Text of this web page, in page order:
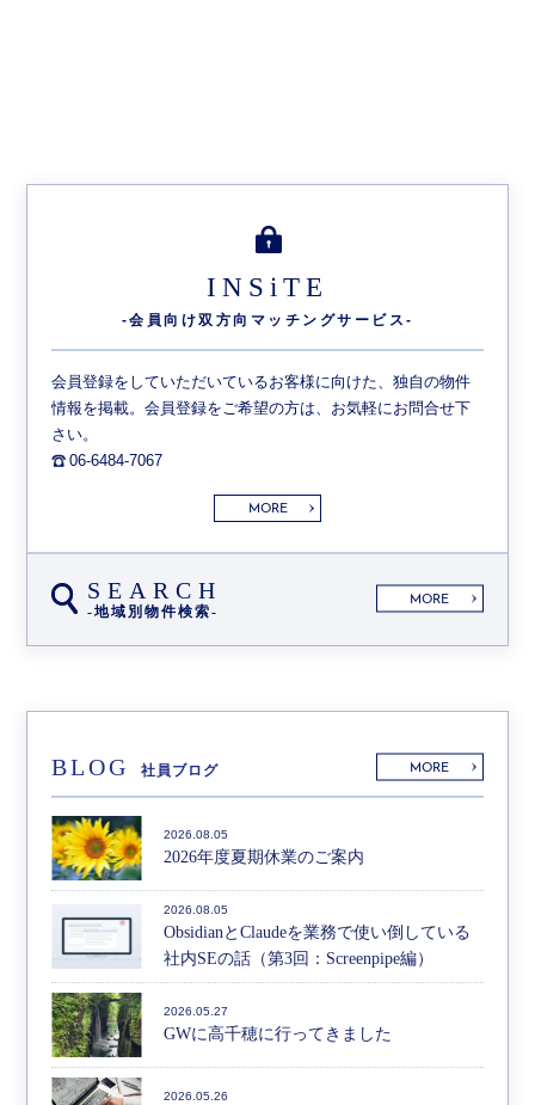
INSiTE
-会員向け双方向 マッチングサービス-
会員登録をしていただいているお客様に向けた、独自の物件
情報を掲載。会員登録をご希望の方は、お気軽にお問合せ下
さい。
06-6484-7067
MORE
SEARCH
-地域別物件検索-
MORE
BLOG 社員ブログ MORE
2026.08.05
2026年度夏期休業のご案内
2026.08.05
ObsidianとClaudeを業務で使い倒している
社内SEの話（第3回：Screenpipe編）
2026.05.27
GWに高千穂に行ってきました
2026.05.26